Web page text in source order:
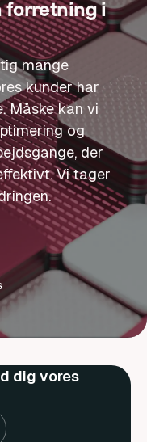
forretning i
mange
kunder har
Måske kan vi
og
der
Vi tager
dig vores